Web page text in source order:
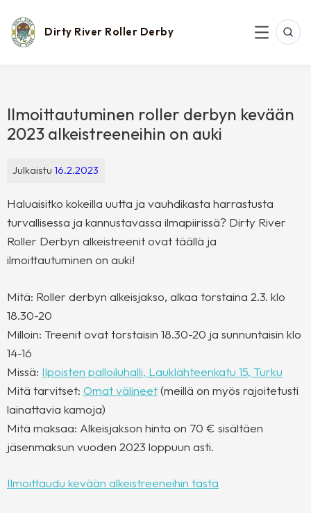
content
Dirty River Roller Derby
MENU
Ilmoittautuminen roller derbyn kevään
2023 alkeistreeneihin on auki
Julkaistu16.2.2023
Haluaisitko kokeilla uutta ja vauhdikasta harrastusta
turvallisessa ja kannustavassa ilmapiirissä? Dirty River
Roller Derbyn alkeistreenit ovat täällä ja
ilmoittautuminen on auki!
Mitä: Roller derbyn alkeisjakso, alkaa torstaina 2.3. klo
18.30-20
Milloin: Treenit ovat torstaisin 18.30-20 ja sunnuntaisin klo
14-16
Missä: Ilpoisten palloiluhalli, Lauklähteenkatu 15, Turku
Mitä tarvitset: Omat välineet(meillä on myös rajoitetusti
lainattavia kamoja)
Mitä maksaa: Alkeisjakson hinta on 70 € sisältäen
jäsenmaksun vuoden 2023 loppuun asti.
Ilmoittaudu kevään alkeistreeneihin tästä